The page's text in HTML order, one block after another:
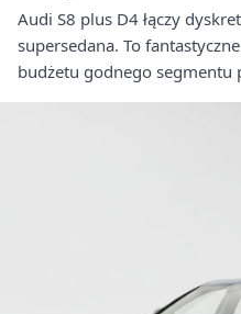
Audi S8 plus D4 łączy
supersedana. To
budżetu godnego segmentu